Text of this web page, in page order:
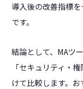
導入後の改善指標
です。
結論として、MAツ
「セキュリティ・
けて比較します。